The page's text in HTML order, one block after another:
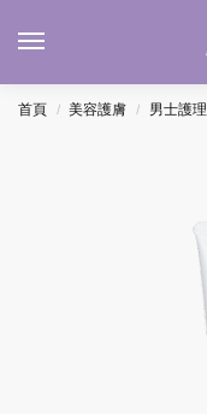
首頁 / 美容護膚 / 男士護理